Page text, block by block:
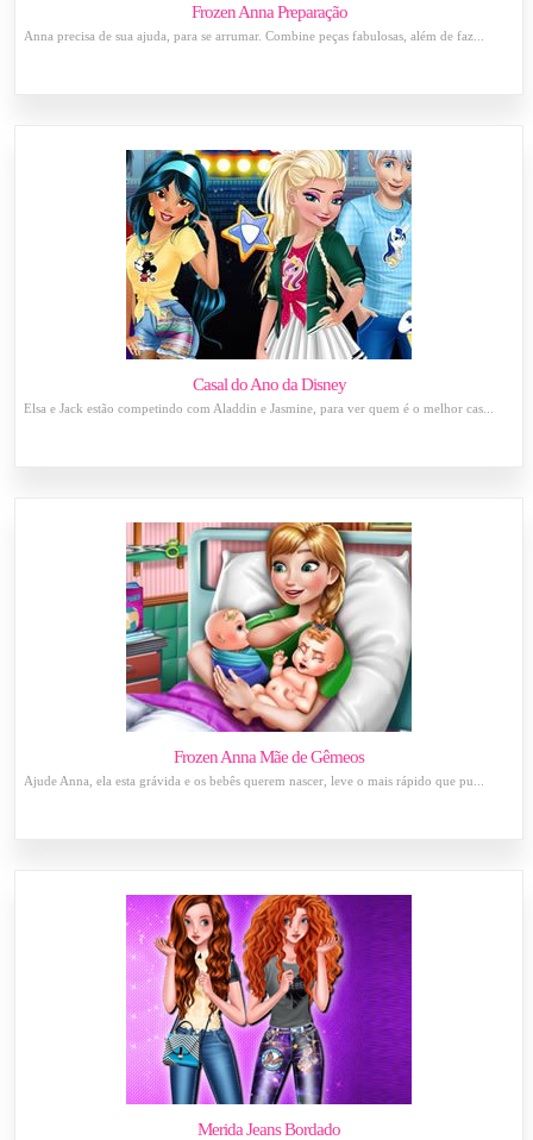
Frozen Anna Preparação
Anna precisa de sua ajuda, para se arrumar. Combine peças fabulosas, além de faz...
Casal do Ano da Disney
Elsa e Jack estão competindo com Aladdin e Jasmine, para ver quem é o melhor cas...
Frozen Anna Mãe de Gêmeos
Ajude Anna, ela esta grávida e os bebês querem nascer, leve o mais rápido que pu...
Merida Jeans Bordado